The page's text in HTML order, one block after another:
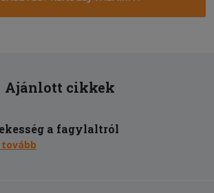
Ajánlott cikkek
a fagylaltról
tovább